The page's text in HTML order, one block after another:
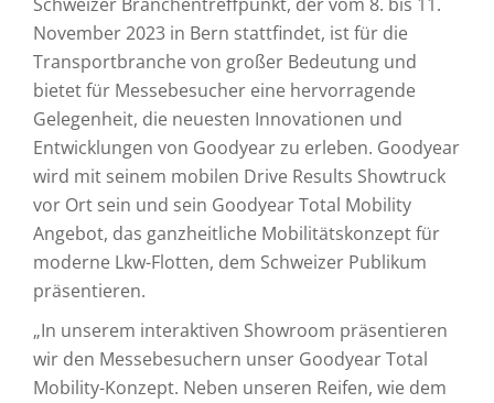
November 2023 in Bern stattfindet, ist für die
Transportbranche von großer Bedeutung und
bietet für Messebesucher eine hervorragende
Gelegenheit, die neuesten Innovationen und
Entwicklungen von Goodyear zu erleben. Goodyear
wird mit seinem mobilen Drive Results Showtruck
vor Ort sein und sein Goodyear Total Mobility
Angebot, das ganzheitliche Mobilitätskonzept für
moderne Lkw-Flotten, dem Schweizer Publikum
präsentieren.
„In unserem interaktiven Showroom präsentieren
wir den Messebesuchern unser Goodyear Total
Mobility-Konzept. Neben unseren Reifen, wie dem